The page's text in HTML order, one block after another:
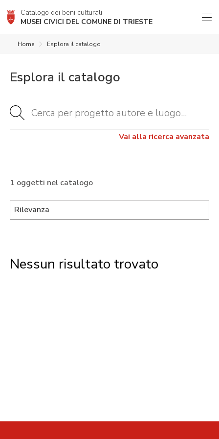
Catalogo dei beni culturali
MUSEI CIVICI DEL COMUNE DI TRIESTE
Home Esplora il catalogo
Esplora il catalogo
Vai alla ricerca avanzata
1 oggetti nel catalogo
Nessun risultato trovato